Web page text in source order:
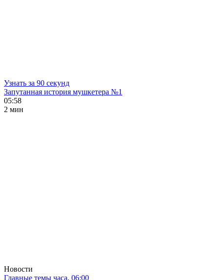
Узнать за 90 секунд
Запутанная история мушкетера №1
05:58
2 мин
Новости
Главные темы часа. 06:00